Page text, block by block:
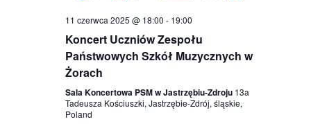
11 czerwca 2025 @ 18:00 - 19:00
Koncert Uczniów Zespołu
Państwowych Szkół Muzycznych w
Żorach
Sala Koncertowa PSM w Jastrzębiu-Zdroju 13a
Tadeusza Kościuszki, Jastrzębie-Zdrój, śląskie,
Poland